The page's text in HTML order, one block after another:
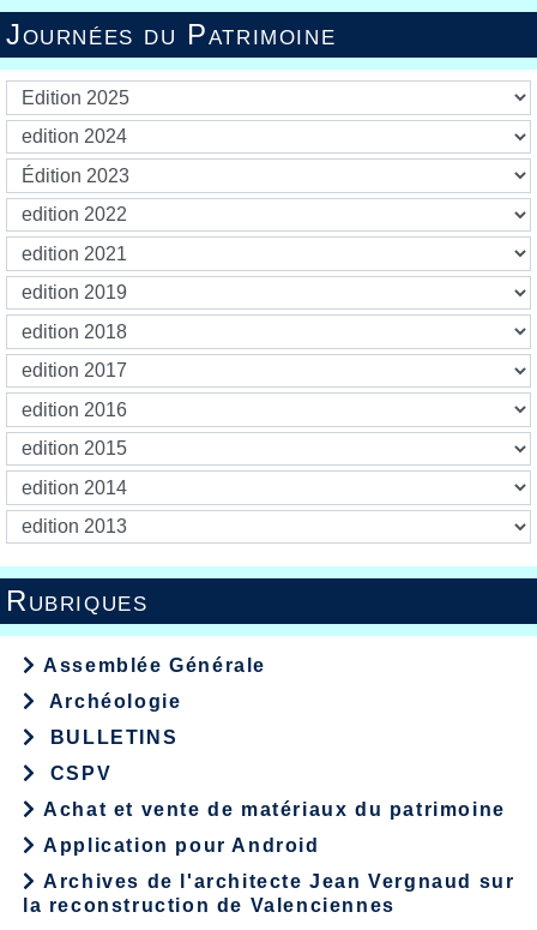
Journées du Patrimoine
Rubriques
Assemblée Générale
Archéologie
BULLETINS
CSPV
Achat et vente de matériaux du patrimoine
Application pour Android
Archives de l'architecte Jean Vergnaud sur
la reconstruction de Valenciennes